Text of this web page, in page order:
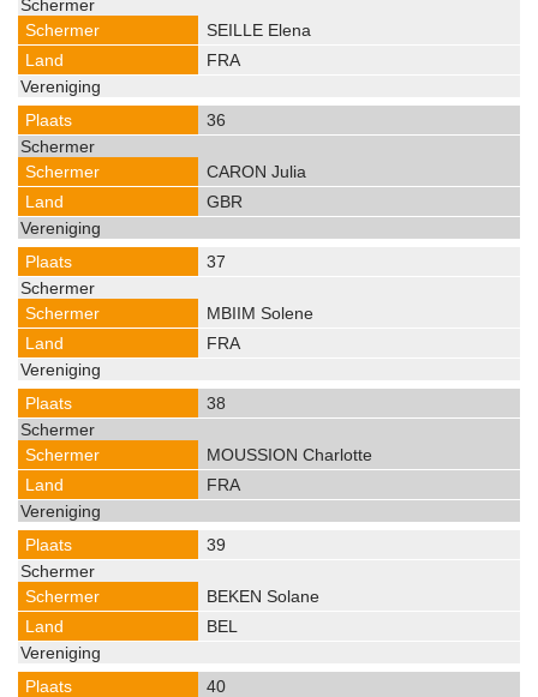
SEILLE Elena
FRA
36
CARON Julia
GBR
37
MBIIM Solene
FRA
38
MOUSSION Charlotte
FRA
39
BEKEN Solane
BEL
40